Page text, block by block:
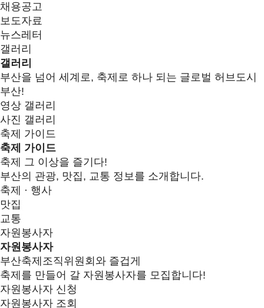
채용공고
보도자료
뉴스레터
갤러리
갤러리
부산을 넘어 세계로, 축제로 하나 되는 글로벌 허브도시
부산!
영상 갤러리
사진 갤러리
축제 가이드
축제 가이드
축제 그 이상을 즐기다!
부산의 관광, 맛집, 교통 정보를 소개합니다.
축제 · 행사
맛집
교통
자원봉사자
자원봉사자
부산축제조직위원회와 즐겁게
축제를 만들어 갈 자원봉사자를 모집합니다!
자원봉사자 신청
자원봉사자 조회